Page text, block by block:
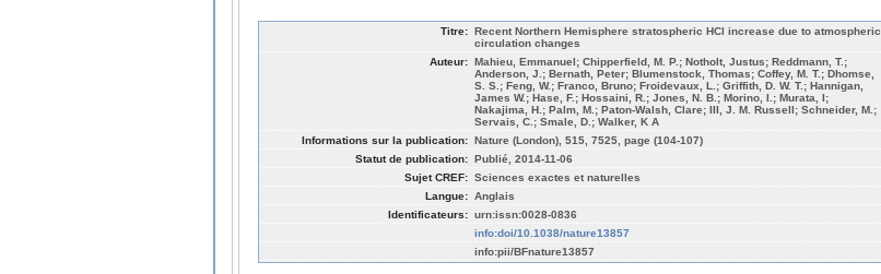
Titre: Recent Northern Hemisphere stratospheric HCl increase due to atmospheric
circulation changes
Auteur: Mahieu, Emmanuel; Chipperfield, M. P.; Notholt, Justus; Reddmann, T.;
Anderson, J.; Bernath, Peter; Blumenstock, Thomas; Coffey, M. T.; Dhomse,
S. S.; Feng, W.; Franco, Bruno; Froidevaux, L.; Griffith, D. W. T.; Hannigan,
James W.; Hase, F.; Hossaini, R.; Jones, N. B.; Morino, I.; Murata, I;
Nakajima, H.; Palm, M.; Paton-Walsh, Clare; III, J. M. Russell; Schneider, M.;
Servais, C.; Smale, D.; Walker, K A
Informations sur la publication: Nature (London), 515, 7525, page (104-107)
Statut de publication: Publié, 2014-11-06
Sujet CREF: Sciences exactes et naturelles
Langue: Anglais
Identificateurs: urn:issn:0028-0836
info:doi/10.1038/nature13857
info:pii/BFnature13857